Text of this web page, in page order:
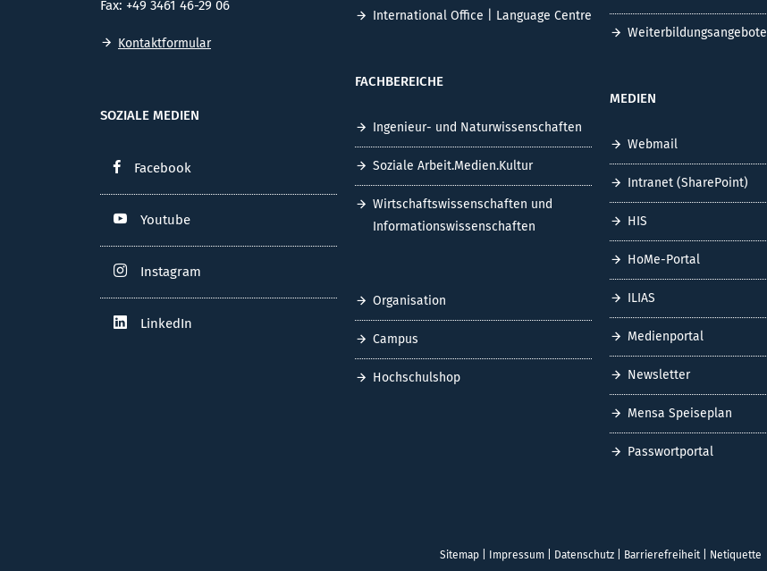
Fax: +49 3461 46-29 06
Kontaktformular
SOZIALE MEDIEN
Facebook
Youtube
Instagram
LinkedIn
International Office | Language Centre
FACHBEREICHE
Ingenieur- und Naturwissenschaften
Soziale Arbeit.Medien.Kultur
Wirtschaftswissenschaften und
Informationswissenschaften
Organisation
Campus
Hochschulshop
Weiterbildungsangebote
MEDIEN
Webmail
Intranet (SharePoint)
HIS
HoMe-Portal
ILIAS
Medienportal
Newsletter
Mensa Speiseplan
Passwortportal
Sitemap Impressum Datenschutz Barrierefreiheit| Netiquette